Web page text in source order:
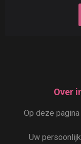
Over
Op deze
Uw